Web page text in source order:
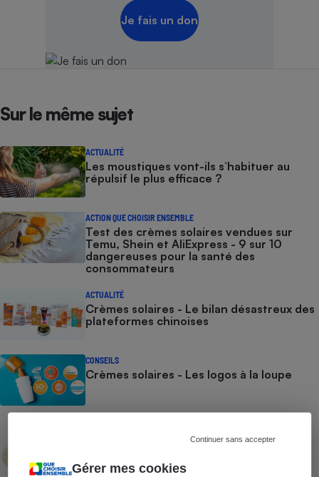
Gérer mes cookies
Continuer sans accepter
Je fais un don
Sur le même sujet
ACTUALITÉ
Les moustiques vont-ils s’habituer au
répulsif le plus efficace ?
ACTION QUE CHOISIR ENSEMBLE
Test des crèmes solaires vendues sur
Temu, Shein et AliExpress - 9 sur 10
dangereuses pour la santé des
consommateurs
ACTUALITÉ
Crèmes solaires - Le bilan désastreux des
plateformes chinoises
CONSEILS
Crèmes solaires - Les logos à la loupe
Crèmes solaires - Le protocole